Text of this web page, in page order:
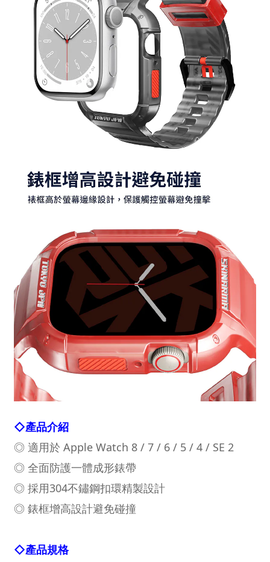
◇產品介紹
◎ 適用於 Apple Watch 8 / 7 / 6 / 5 / 4 / SE 2
◎ 全面防護一體成形錶帶
◎ 採用304不鏽鋼扣環精製設計
◎ 錶框增高設計避免碰撞
◇產品規格